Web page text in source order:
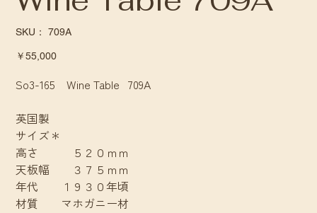
SKU：
SKU：
709A
価
￥55,000
So3-165 Wine Table 709A
英国製
サイズ＊
高さ ５２０ｍｍ
天板幅 ３７５ｍｍ
年代 １９３０年頃
材質 マホガニー材